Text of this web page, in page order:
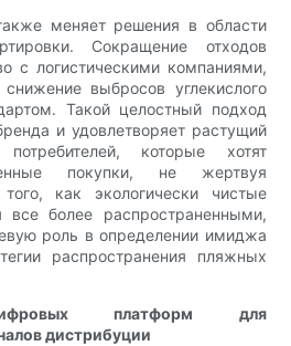
меняет решения в области
Сокращение отходов
с логистическими компаниями,
выбросов углекислого
Такой целостный подход
и удовлетворяет растущий
которые хотят
покупки, не жертвуя
как экологически чистые
все более распространенными,
роль в определении имиджа
распространения пляжных
платформ для
дистрибуции